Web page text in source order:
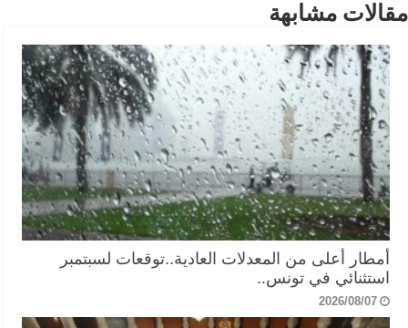
مقالات مشابهة
أمطار أعلى من المعدلات العادية..توقعات لسبتمبر
استثنائي في تونس..
2026/08/07